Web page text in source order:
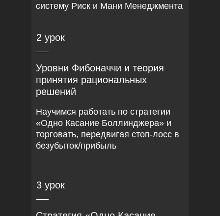
систему Риск и Мани Менеджмента
2 урок
Уровни Фибоначчи и теория
принятия рациональных
решений
3 урок
Научимся работать по стратегии
«Одно Касание Боллинджера» и
торговать, передвигая стоп-лосс в
безубыток/прибыль